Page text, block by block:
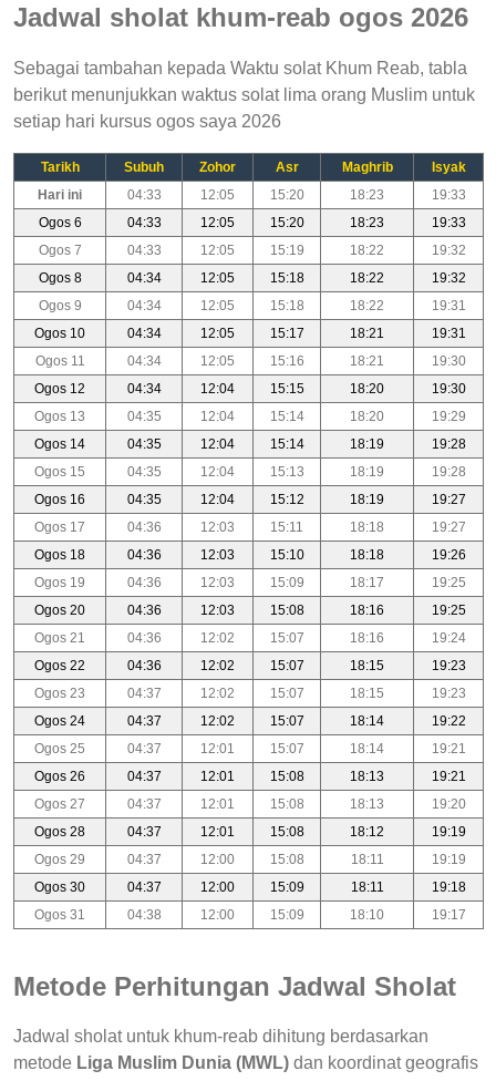
Jadwal sholat khum-reab ogos 2026
Sebagai tambahan kepada Waktu solat Khum Reab, tabla
berikut menunjukkan waktus solat lima orang Muslim untuk
setiap hari kursus ogos saya 2026
Tarikh Subuh Zohor Asr Maghrib
Isyak
Hari ini
04:33 12:05 15:20 18:23
19:33
Ogos 6
04:33 12:05 15:20 18:23
19:33
Ogos 7
04:33 12:05 15:19 18:22
19:32
Ogos 8
04:34 12:05 15:18 18:22
19:32
Ogos 9
04:34 12:05 15:18 18:22
19:31
Ogos 10
04:34 12:05 15:17 18:21
19:31
Ogos 11
04:34 12:05 15:16 18:21
19:30
Ogos 12
04:34 12:04 15:15 18:20
19:30
Ogos 13
04:35 12:04 15:14 18:20
19:29
Ogos 14
04:35 12:04 15:14 18:19
19:28
Ogos 15
04:35 12:04 15:13 18:19
19:28
Ogos 16
04:35 12:04 15:12 18:19
19:27
Ogos 17
04:36 12:03 15:11 18:18
19:27
Ogos 18
04:36 12:03 15:10 18:18
19:26
Ogos 19
04:36 12:03 15:09 18:17
19:25
Ogos 20
04:36 12:03 15:08 18:16
19:25
Ogos 21
04:36 12:02 15:07 18:16
19:24
Ogos 22
04:36 12:02 15:07 18:15
19:23
Ogos 23
04:37 12:02 15:07 18:15
19:23
Ogos 24
04:37 12:02 15:07 18:14
19:22
Ogos 25
04:37 12:01 15:07 18:14
19:21
Ogos 26
04:37 12:01 15:08 18:13
19:21
Ogos 27
04:37 12:01 15:08 18:13
19:20
Ogos 28
04:37 12:01 15:08 18:12
19:19
Ogos 29
04:37 12:00 15:08 18:11
19:19
Ogos 30
04:37 12:00 15:09 18:11
19:18
Ogos 31
04:38 12:00 15:09 18:10 19:17
Metode Perhitungan Jadwal Sholat
Jadwal sholat untuk khum-reab dihitung berdasarkan
metode Liga Muslim Dunia (MWL) dan koordinat geografis